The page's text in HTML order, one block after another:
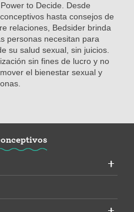
to Decide. Desde
hasta consejos de
relaciones, Bedsider brinda
personas necesitan para
su salud sexual, sin juicios.
sin fines de lucro y no
el bienestar sexual y